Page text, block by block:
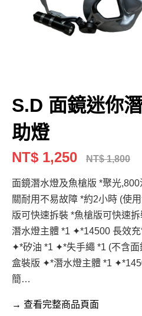
S.D 面鏡迷你
助燈
NT$ 1,250 NT$ 1,800
面鏡潛水燈及魚槍版 *聚光
關耐用不易故障 *約2小時 (使
版可快速拆裝 *魚槍版可快速
潛水燈主體 *1 ✦*14500 長效
✦*矽油 *1 ✦*失手繩 *1 (不含
盒裝版 ✦*潛水燈主體 *1
簡…
→ 查看完整商品頁面